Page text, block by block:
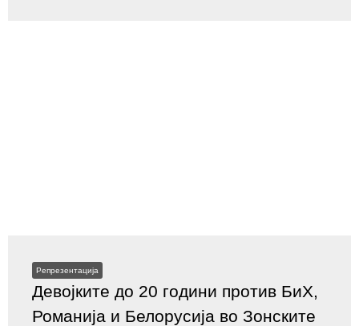
Репрезентација
Девојките до 20 години против БиХ,
Романија и Белорусија во Зонските